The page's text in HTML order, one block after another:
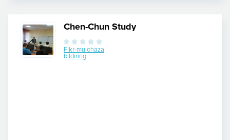
Chen-Chun Study
Fikr-mulohaza
bildiring